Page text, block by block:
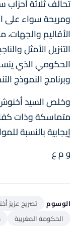
تحالف ثلاثة
ومريحة سواء
الأقاليم
التنزيل الأمثل
الحكومي الذي
وبرنامج النموذج
وخلص السيد
متماسكة وذات
إيجابية بالنسبة
و م ع
الوسوم تصريح عزيز
الحكومة المغربية